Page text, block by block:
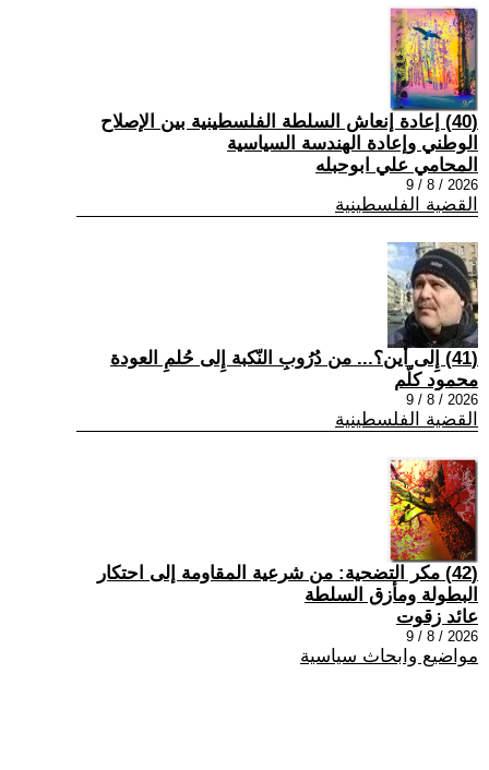
(40) إعادة إنعاش السلطة الفلسطينية بين الإصلاح
الوطني وإعادة الهندسة السياسية
المحامي علي ابوحبله
2026 / 8 / 9
القضية الفلسطينية
(41) إِلى أين؟... من دُرُوبِ النّكبة إِلى حُلمِ العودة
محمود كلّم
2026 / 8 / 9
القضية الفلسطينية
(42) مكر التضحية: من شرعية المقاومة إلى احتكار
البطولة ومأزق السلطة
عائد زقوت
2026 / 8 / 9
مواضيع وابحاث سياسية